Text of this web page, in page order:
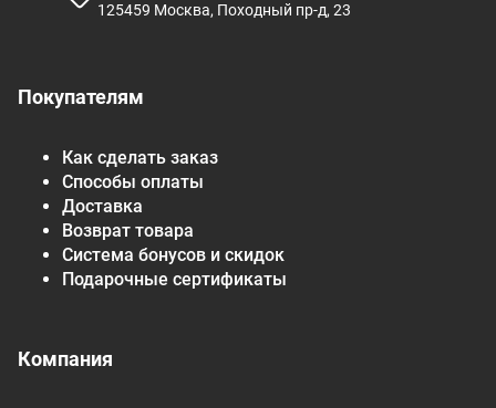
Покупателям
Как сделать заказ
Способы оплаты
Доставка
Возврат товара
Система бонусов и скидок
Подарочные сертификаты
Компания
125459 Москва, Походный пр-д, 23